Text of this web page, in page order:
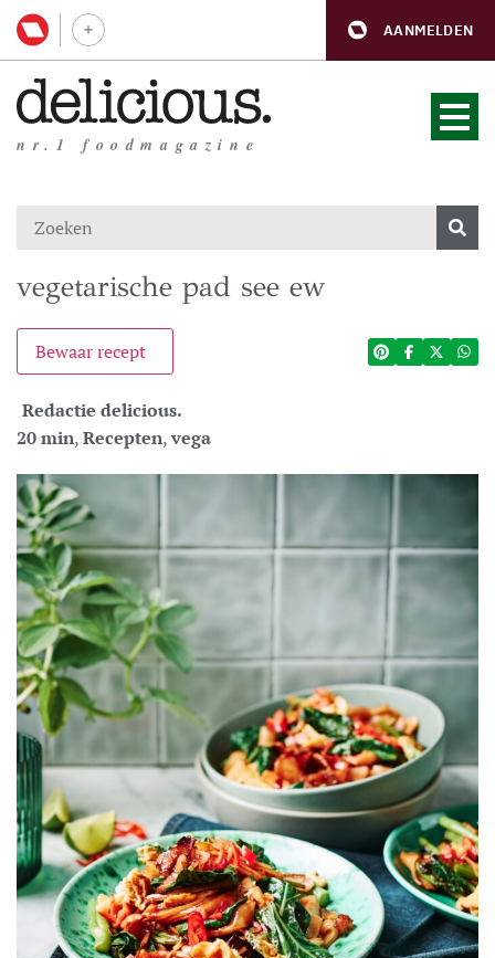
AANMELDEN
nr.1 foodmagazine
vegetarische pad see ew
Bewaar recept
Redactie delicious.
20 min,Recepten,vega